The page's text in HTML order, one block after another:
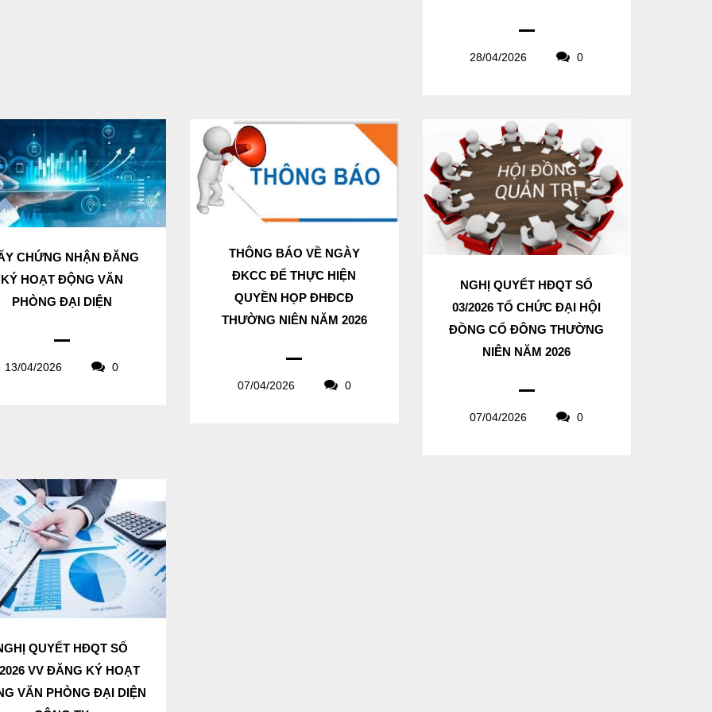
28/04/2026 0
CHỨNG NHẬN ĐĂNG
KÝ HOẠT ĐỘNG VĂN
PHÒNG ĐẠI DIỆN
13/04/2026 0
THÔNG BÁO VỀ NGÀY
ĐKCC ĐỂ THỰC HIỆN
QUYỀN HỌP ĐHĐCĐ
THƯỜNG NIÊN NĂM 2026
07/04/2026 0
NGHỊ QUYẾT HĐQT SỐ
03/2026 TỔ CHỨC ĐẠI HỘI
ĐỒNG CỔ ĐÔNG THƯỜNG
NIÊN NĂM 2026
07/04/2026 0
QUYẾT HĐQT SỐ
VV ĐĂNG KÝ HOẠT
VĂN PHÒNG ĐẠI DIỆN